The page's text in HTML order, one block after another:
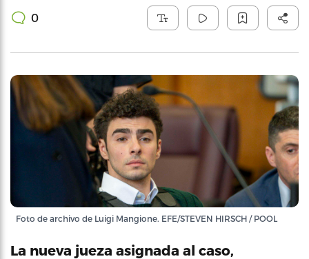
0
Foto de archivo de Luigi Mangione. EFE/STEVEN HIRSCH / POOL
La nueva jueza asignada al caso,